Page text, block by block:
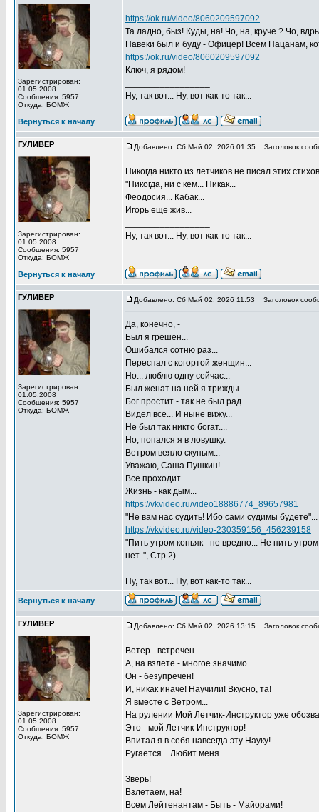
Зарегистрирован:
01.05.2008
Сообщения: 5957
Откуда: БОМЖ
https://ok.ru/video/8060209597092
Та ладно, быз! Куды, на! Чо, на, круче ? Чо,
Навеки был и буду - Офицер! Всем Пацанам,
https://ok.ru/video/8060209597092
Ключ, я рядом!
Ну, так вот... Ну, вот как-то так...
Вернуться к началу
ГУЛИВЕР
Зарегистрирован:
01.05.2008
Сообщения: 5957
Откуда: БОМЖ
Добавлено: Сб Май 02, 2026 01:35 Заголовок
Никогда никто из летчиков не писал этих
"Никогда, ни с кем... Никак...
Феодосия... Кабак...
Игорь еще жив...
Ну, так вот... Ну, вот как-то так...
Вернуться к началу
ГУЛИВЕР
Зарегистрирован:
01.05.2008
Сообщения: 5957
Откуда: БОМЖ
Добавлено: Сб Май 02, 2026 11:53 Заголовок
Да, конечно, -
Был я грешен...
Ошибался сотню раз...
Переспал с когортой женщин...
Но... люблю одну сейчас...
Был женат на ней я трижды...
Бог простит - так не был рад...
Видел все... И ныне вижу...
Не был так никто богат....
Но, попался я в ловушку.
Ветром веяло скупым...
Уважаю, Саша Пушкин!
Все проходит...
Жизнь - как дым...
https://vkvideo.ru/video18886774_89657981
"Не вам нас судить! Ибо сами судимы будете"...
https://vkvideo.ru/video-230359156_456239158
"Пить утром коньяк - не вредно... Не пить
нет..", Стр.2).
Ну, так вот... Ну, вот как-то так...
Вернуться к началу
ГУЛИВЕР
Зарегистрирован:
01.05.2008
Сообщения: 5957
Откуда: БОМЖ
Добавлено: Сб Май 02, 2026 13:15 Заголовок
Ветер - встречен...
А, на взлете - многое значимо.
Он - безупречен!
И, никак иначе! Научили! Вкусно, та!
Я вместе с Ветром...
На рулении Мой Летчик-Инструктор уже
Это - мой Летчик-Инструктор!
Впитал я в себя навсегда эту Науку!
Ругается... Любит меня...
Зверь!
Взлетаем, на!
Всем Лейтенантам - Быть - Майорами!